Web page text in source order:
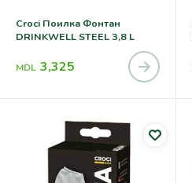
Croci Поилка Фонтан
DRINKWELL STEEL 3,8 L
MDL 3,325